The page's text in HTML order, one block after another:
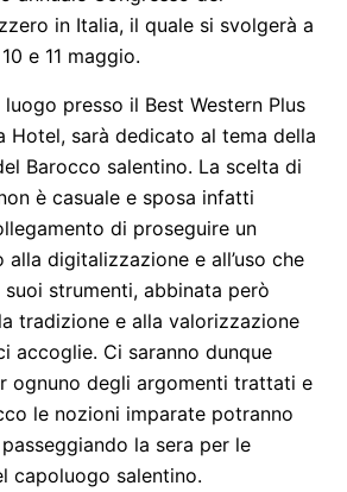
in Italia, il quale si svolgerà a
e 11 maggio.
luogo presso il Best Western Plus
Hotel, sarà dedicato al tema della
Barocco salentino. La scelta di
è casuale e sposa infatti
di proseguire un
digitalizzazione e all’uso che
strumenti, abbinata però
tradizione e alla valorizzazione
accoglie. Ci saranno dunque
ognuno degli argomenti trattati e
le nozioni imparate potranno
la sera per le
capoluogo salentino.